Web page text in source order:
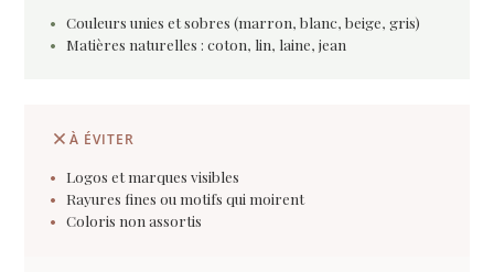
Couleurs unies et sobres (marron, blanc, beige, gris)
Matières naturelles : coton, lin, laine, jean
À ÉVITER
Logos et marques visibles
Rayures fines ou motifs qui moirent
Coloris non assortis